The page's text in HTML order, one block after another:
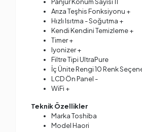
Arıza Teşhis Fonksiyonu +
Hızlı Isıtma - Soğutma +
Kendi Kendini Temizleme +
Timer +
Iyonizer +
Filtre Tipi UltraPure
İç Ünite Rengi 10 Renk
LCD Ön Panel -
WiFi +
Teknik Özellikler
Marka Toshiba
Model Haori